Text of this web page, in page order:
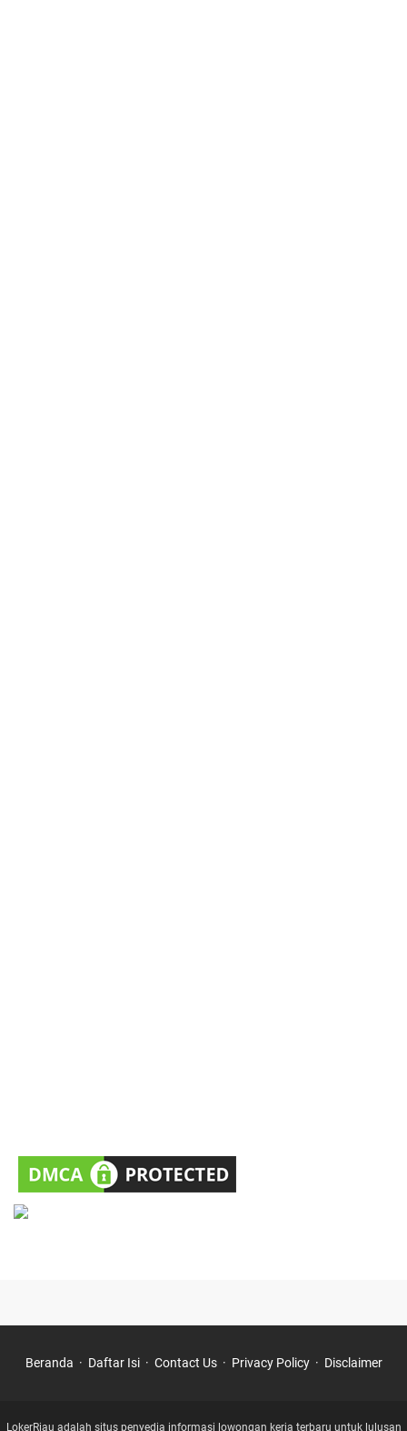
Beranda Daftar Isi Contact Us Privacy Policy Disclaimer
LokerRiau adalah situs penyedia informasi lowongan kerja terbaru untuk lulusan